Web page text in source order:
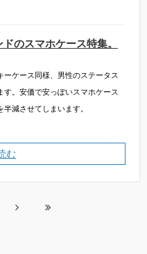
のスマホケース特集。
ーケース同様、男性のステータス
す。安価で安っぽいスマホケース
減させてしまいます。
む